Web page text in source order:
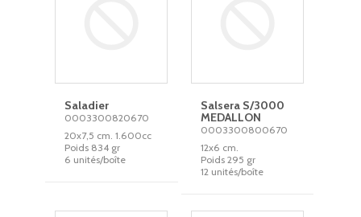
Saladier
0003300820670
20x7,5 cm. 1.600cc
Poids 834 gr
6 unités/boîte
Salsera S/3000
MEDALLON
0003300800670
12x6 cm.
Poids 295 gr
12 unités/boîte